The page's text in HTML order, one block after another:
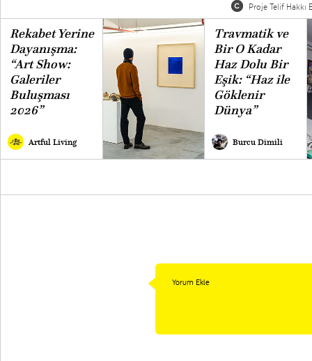
Proje Telif Hakkı
Rekabet Yerine
Dayanışma:
“Art Show:
Galeriler
Buluşması
2026”
Artful Living
Travmatik ve
Bir O Kadar
Haz Dolu Bir
Eşik: “Haz ile
Göklenir
Dünya”
Burcu Dimili